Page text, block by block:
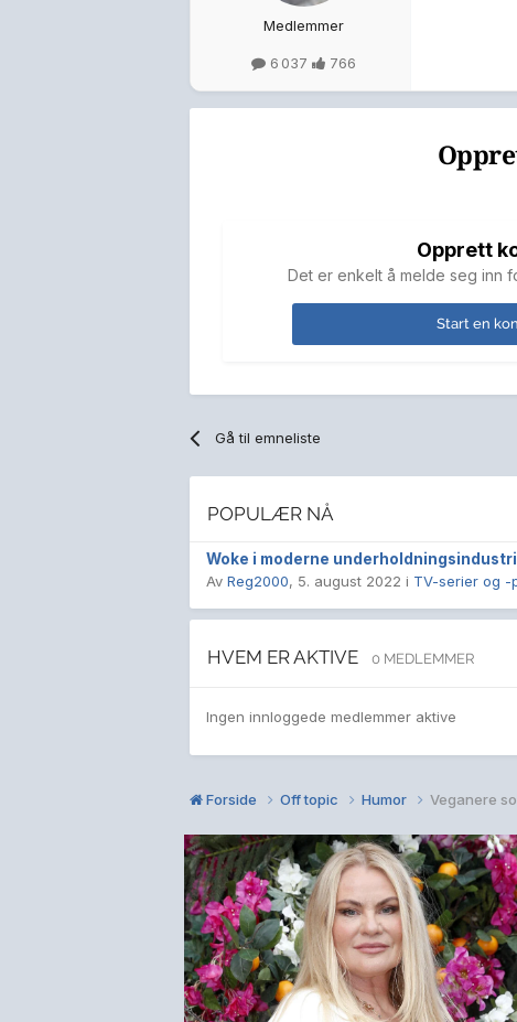
Medlemmer
6 037 766
Opprett
Det er enkelt å melde seg inn
Start en
Gå til emneliste
POPULÆR NÅ
Woke i moderne underholdningsindustri
Av Reg2000, 5. august 2022 i TV-serier og -
HVEM ER AKTIVE 0 MEDLEMMER
Ingen innloggede medlemmer aktive
Forside Off topic Humor Veganere